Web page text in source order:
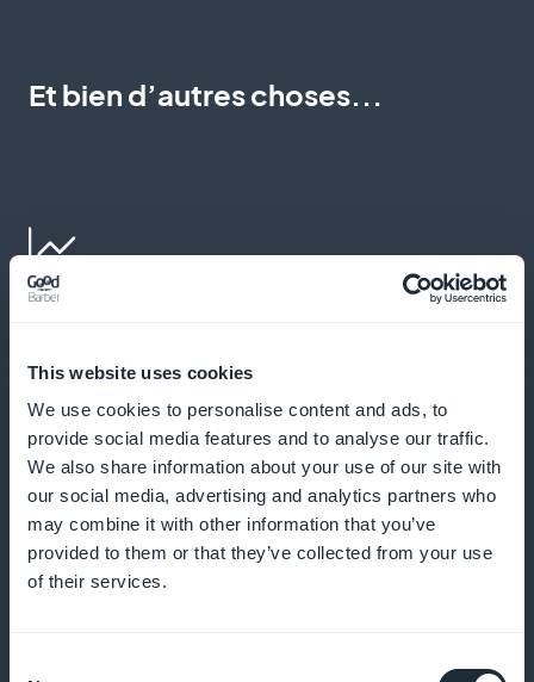
This website uses cookies
We use cookies to personalise content and ads, to
provide social media features and to analyse our traffic.
We also share information about your use of our site with
our social media, advertising and analytics partners who
may combine it with other information that you’ve
provided to them or that they’ve collected from your use
of their services.
Et bien d’autres choses...
Techniques de photographie avancées
Plongez dans des techniques avancées qui
améliorent les compétences en photographie
éditoriale de mode de vos abonnés.
Visibilité accrue dès la page d'accueil